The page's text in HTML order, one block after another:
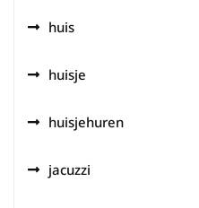
huis
huisje
huisjehuren
jacuzzi